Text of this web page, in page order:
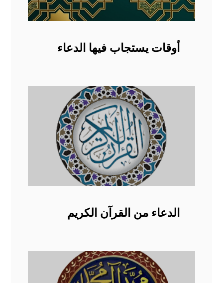
أوقات يستجاب فيها الدعاء
الدعاء من القرآن الكريم